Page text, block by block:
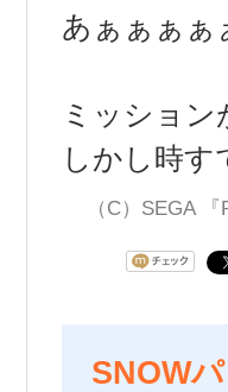
あぁぁぁぁ
ミッショ
しかし時す
（C）SEGA
SNOW